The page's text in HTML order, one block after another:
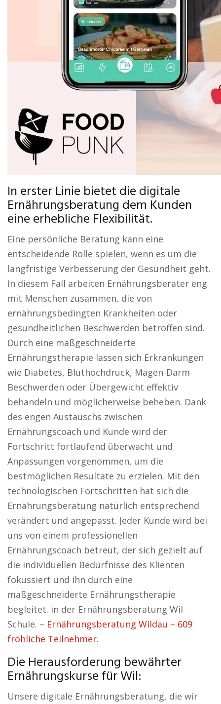
In erster Linie bietet die digitale
Ernährungsberatung dem Kunden
eine erhebliche Flexibilität.
Eine persönliche Beratung kann eine
entscheidende Rolle spielen, wenn es um die
langfristige Verbesserung der Gesundheit geht.
In diesem Fall arbeiten Ernährungsberater eng
mit Menschen zusammen, die von
ernährungsbedingten Krankheiten oder
gesundheitlichen Beschwerden betroffen sind.
Durch eine maßgeschneiderte
Ernährungstherapie lassen sich Erkrankungen
wie Diabetes, Bluthochdruck, Magen-Darm-
Beschwerden oder Übergewicht effektiv
behandeln und möglicherweise beheben. Dank
des engen Austauschs zwischen
Ernährungscoach und Kunde wird der
Fortschritt fortlaufend überwacht und
Anpassungen vorgenommen, um die
bestmöglichen Resultate zu erzielen. Mit den
technologischen Fortschritten hat sich die
Ernährungsberatung natürlich entsprechend
verändert und angepasst. Jeder Kunde wird bei
uns von einem professionellen
Ernährungscoach betreut, der sich gezielt auf
die individuellen Bedürfnisse des Klienten
fokussiert und ihn durch eine
maßgeschneiderte Ernährungstherapie
begleitet. in der Ernährungsberatung Wil
Schule. – Ernährungsberatung Wildau – 609
fröhliche Teilnehmer.
Die Herausforderung bewährter
Ernährungskurse für Wil:
Unsere digitale Ernährungsberatung, die wir